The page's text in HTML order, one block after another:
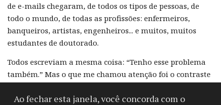
de e-mails chegaram, de todos os tipos de pessoas, de
todo o mundo, de todas as profissões: enfermeiros,
banqueiros, artistas, engenheiros... e muitos, muitos
estudantes de doutorado.
Todos escreviam a mesma coisa: “Tenho esse problema
também.” Mas o que me chamou atenção foi o contraste
escreviam com frustração intensa sobre o que a
Ao fechar esta janela, você concorda com o